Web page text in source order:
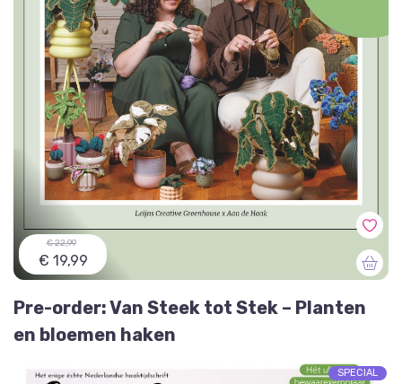
€ 22,99
€ 19,99
Pre-order: Van Steek tot Stek – Planten
en bloemen haken
SPECIAL